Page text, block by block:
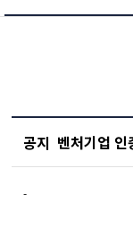
공지 벤처기업 인
-